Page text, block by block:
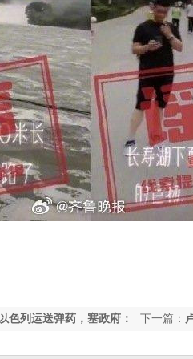
下一篇：
色列运送弹药，塞政府：